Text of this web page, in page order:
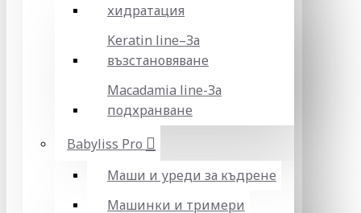
хидратация
Keratin line–За
възстановяване
Macadamia line-За
подхранване
Babyliss Pro
Маши и уреди за къдрене
Машинки и тримери